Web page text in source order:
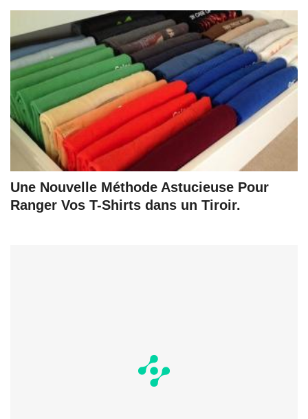
Une Nouvelle Méthode Astucieuse Pour
Ranger Vos T-Shirts dans un Tiroir.